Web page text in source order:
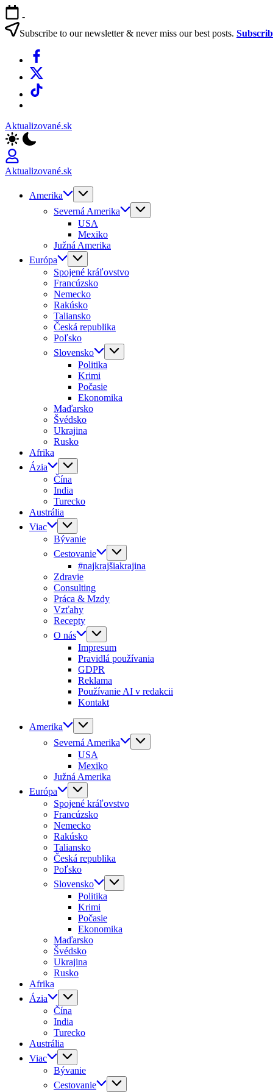
Skip
to
content
-
Subscribe to our newsletter & never miss our best posts.
Facebook
X
TikTok
Aktualizované.sk
Aktualizované.sk
Amerika
Severná Amerika
USA
Mexiko
Južná Amerika
Európa
Spojené kráľovstvo
Francúzsko
Nemecko
Rakúsko
Taliansko
Česká republika
Poľsko
Slovensko
Politika
Krimi
Počasie
Ekonomika
Maďarsko
Švédsko
Ukrajina
Rusko
Afrika
Ázia
Čína
India
Turecko
Austrália
Viac
Bývanie
Cestovanie
#najkrajšiakrajina
Zdravie
Consulting
Práca & Mzdy
Vzťahy
Recepty
O nás
Impresum
Pravidlá používania
GDPR
Reklama
Používanie AI v redakcii
Kontakt
Amerika
Severná Amerika
USA
Mexiko
Južná Amerika
Európa
Spojené kráľovstvo
Francúzsko
Nemecko
Rakúsko
Taliansko
Česká republika
Poľsko
Slovensko
Politika
Krimi
Počasie
Ekonomika
Maďarsko
Švédsko
Ukrajina
Rusko
Afrika
Ázia
Čína
India
Turecko
Austrália
Viac
Bývanie
Cestovanie